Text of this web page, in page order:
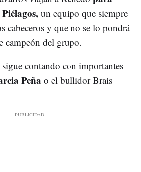
un equipo que siempre
cabeceros y que no se lo pondrá
campeón del grupo.
contando con importantes
Peña o el bullidor Brais